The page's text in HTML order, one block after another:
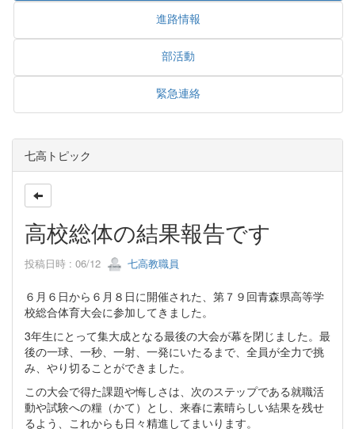
進路情報
部活動
緊急連絡
七高トピック
高校総体の結果報告です
投稿日時 : 06/12 七高教職員
６月６日から６月８日に開催された、第７９回青森県高等学
校総合体育大会に参加してきました。
3年生にとって集大成となる最後の大会が幕を閉じました。最
後の一球、一秒、一射、一発にいたるまで、全員が全力で挑
み、やり切ることができました。
この大会で得た課題や悔しさは、次のステップである就職活
動や試験への糧（かて）とし、来春に素晴らしい結果を残せ
るよう、これからも日々精進してまいります。